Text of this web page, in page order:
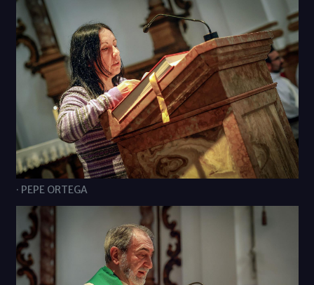
· PEPE ORTEGA